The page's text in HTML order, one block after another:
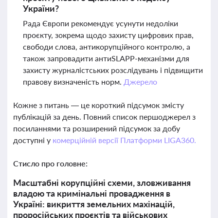
України?
Рада Європи рекомендує усунути недоліки
проєкту, зокрема щодо захисту цифрових прав,
свободи слова, антикорупційного контролю, а
також запровадити антиSLAPP-механізми для
захисту журналістських розслідувань і підвищити
правову визначеність норм. Джерело
Кожне з питань — це короткий підсумок змісту
публікацій за день. Повний список першоджерел з
посиланнями та розширений підсумок за добу
доступні у комерційній версії Платформи LIGA360.
Стисло про головне:
Масштабні корупційні схеми, зловживання
владою та кримінальні провадження в
Україні: викриття земельних махінацій,
проросійських проєктів та військових